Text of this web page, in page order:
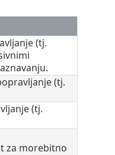
(tj.
(tj.
(tj.
za morebitno